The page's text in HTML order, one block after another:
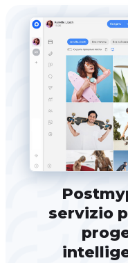
servizio